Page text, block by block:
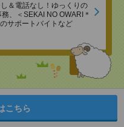
＆電話なし！ゆっくりの
、＜SEKAI NO OWARI＊
サポートバイトなど
こちら